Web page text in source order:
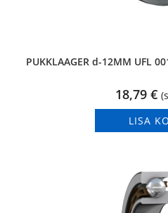
PUKKLAAGER d-12MM UFL
18,79 €
LISA